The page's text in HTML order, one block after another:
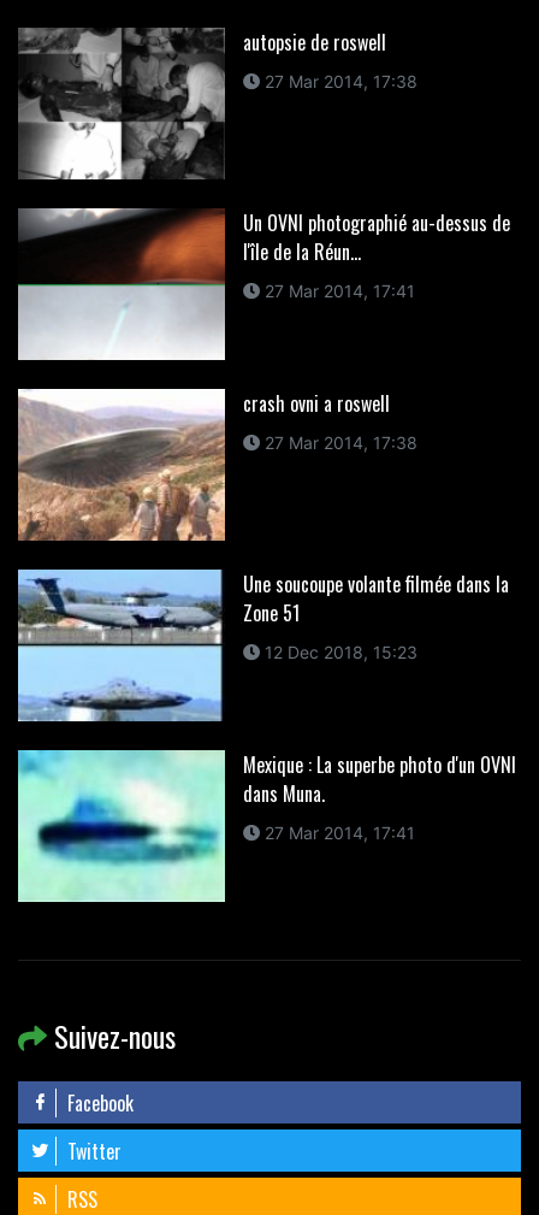
autopsie de roswell
27 Mar 2014, 17:38
Un OVNI photographié au-dessus de
l'île de la Réun...
27 Mar 2014, 17:41
crash ovni a roswell
27 Mar 2014, 17:38
Une soucoupe volante filmée dans la
Zone 51
12 Dec 2018, 15:23
Mexique : La superbe photo d'un OVNI
dans Muna.
27 Mar 2014, 17:41
Suivez-nous
Facebook
Twitter
RSS